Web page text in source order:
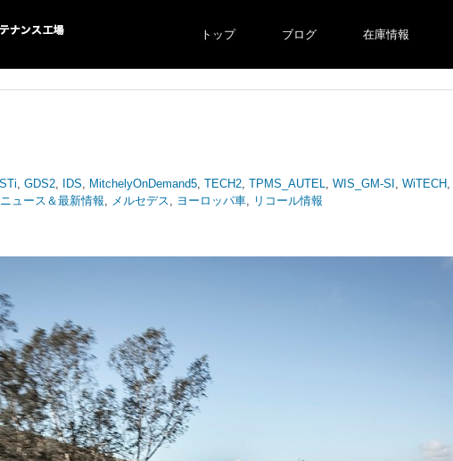
ス工場
トップ ブログ 在庫情報
, GDS2, IDS, MitchelyOnDemand5, TECH2, TPMS_AUTEL, WIS_GM-SI , WiTECH,
ニュース＆最新情報, メルセデス, ヨーロッパ車, リコール情報